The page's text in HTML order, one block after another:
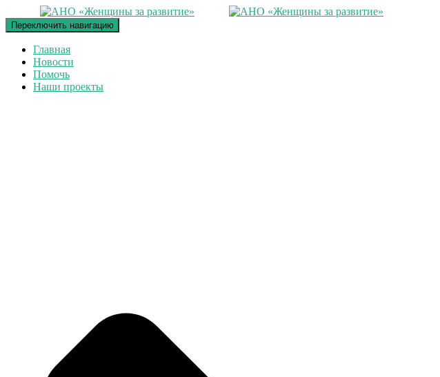
Переключить навигацию
Главная
Новости
Помочь
Наши проекты